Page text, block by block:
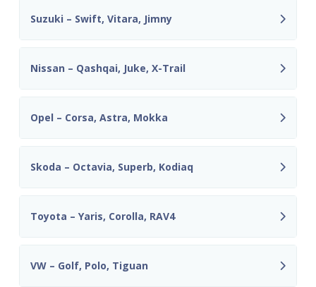
Suzuki – Swift, Vitara, Jimny
Nissan – Qashqai, Juke, X-Trail
Opel – Corsa, Astra, Mokka
Skoda – Octavia, Superb, Kodiaq
Toyota – Yaris, Corolla, RAV4
VW – Golf, Polo, Tiguan